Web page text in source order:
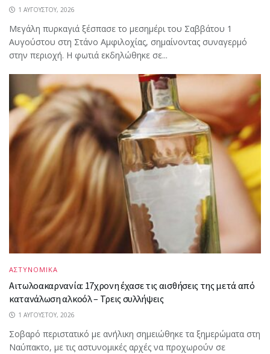
1 ΑΥΓΟΎΣΤΟΥ, 2026
Μεγάλη πυρκαγιά ξέσπασε το μεσημέρι του Σαββάτου 1
Αυγούστου στη Στάνο Αμφιλοχίας, σημαίνοντας συναγερμό
στην περιοχή. Η φωτιά εκδηλώθηκε σε...
ΑΣΤΥΝΟΜΙΚΑ
Αιτωλοακαρνανία: 17χρονη έχασε τις αισθήσεις της μετά από
κατανάλωση αλκοόλ – Τρεις συλλήψεις
1 ΑΥΓΟΎΣΤΟΥ, 2026
Σοβαρό περιστατικό με ανήλικη σημειώθηκε τα ξημερώματα στη
Ναύπακτο, με τις αστυνομικές αρχές να προχωρούν σε